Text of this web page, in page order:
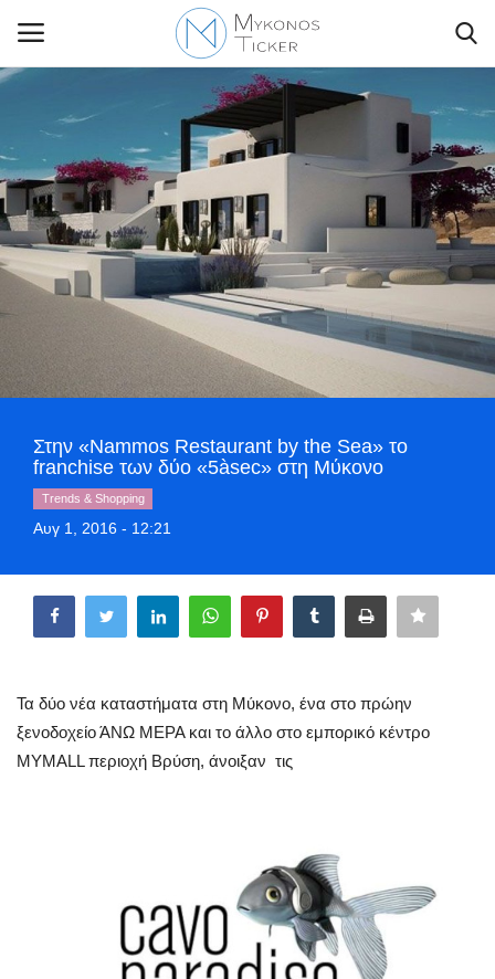
Contact Us
Politique
Business
World
Style Adorés
Greece
Entertainment
Arts & Culture
Mykonos Ticker TV
Στην «Nammos Restaurant by the Sea» τo
franchise των δύο «5àsec» στη Μύκονο
Trends & Shopping
Αυγ 1, 2016 - 12:21
Τα δύο νέα καταστήματα στη Μύκονο, ένα στο πρώην
ξενοδοχείο ΆΝΩ ΜΕΡΑ και το άλλο στο εμπορικό κέντρο
ΜΥMALL περιοχή Βρύση, άνοιξαν τις